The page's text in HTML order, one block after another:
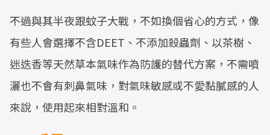
不過與其半夜跟蚊子大戰，不如換個省心的方式，像
有些人會選擇不含DEET、不添加殺蟲劑、以茶樹、
迷迭香等天然草本氣味作為防護的替代方案，不需噴
灑也不會有刺鼻氣味，對氣味敏感或不愛黏膩感的人
來說，使用起來相對溫和。